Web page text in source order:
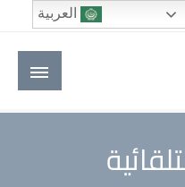
العالم العربي
العربية